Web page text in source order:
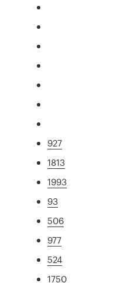
927
1813
1993
93
506
977
524
1750